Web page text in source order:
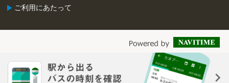
ご利用にあたって